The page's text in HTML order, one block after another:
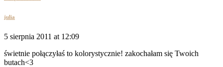
julia
5 sierpnia 2011 at 12:09
świetnie połączyłaś to kolorystycznie! zakochałam się Twoich
butach<3